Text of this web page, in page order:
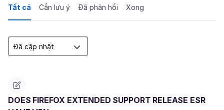
Tất cả Cần lưu ý Đã phản hồi Xong
DOES FIREFOX EXTENDED SUPPORT RELEASE ESR